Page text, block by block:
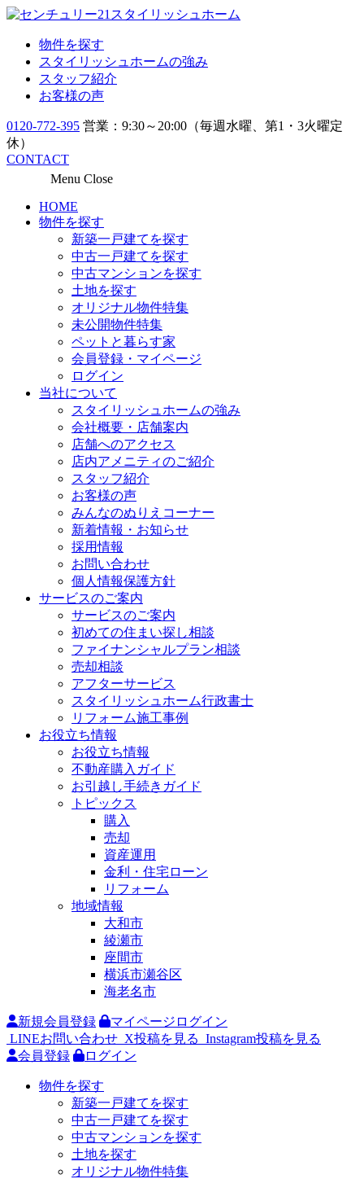
物件を探す
スタイリッシュホームの強み
スタッフ紹介
お客様の声
0120-772-395 営業：9:30～20:00（毎週水曜、第1・3火曜定
休）
CONTACT
Menu Close
HOME
物件を探す
新築一戸建てを探す
中古一戸建てを探す
中古マンションを探す
土地を探す
オリジナル物件特集
未公開物件特集
ペットと暮らす家
会員登録・マイページ
ログイン
当社について
スタイリッシュホームの強み
会社概要・店舗案内
店舗へのアクセス
店内アメニティのご紹介
スタッフ紹介
お客様の声
みんなのぬりえコーナー
新着情報・お知らせ
採用情報
お問い合わせ
個人情報保護方針
サービスのご案内
サービスのご案内
初めての住まい探し相談
ファイナンシャルプラン相談
売却相談
アフターサービス
スタイリッシュホーム行政書士
リフォーム施工事例
お役立ち情報
お役立ち情報
不動産購入ガイド
お引越し手続きガイド
トピックス
購入
売却
資産運用
金利・住宅ローン
リフォーム
地域情報
大和市
綾瀬市
座間市
横浜市瀬谷区
海老名市
新規会員登録
マイページログイン
LINEお問い合わせ X投稿を見る Instagram投稿を見る
会員登録
ログイン
物件を探す
新築一戸建てを探す
中古一戸建てを探す
中古マンションを探す
土地を探す
オリジナル物件特集